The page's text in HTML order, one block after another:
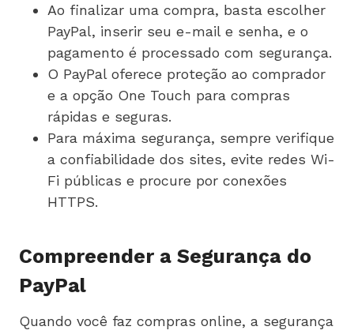
Ao finalizar uma compra, basta escolher
PayPal, inserir seu e-mail e senha, e o
pagamento é processado com segurança.
O PayPal oferece proteção ao comprador
e a opção One Touch para compras
rápidas e seguras.
Para máxima segurança, sempre verifique
a confiabilidade dos sites, evite redes Wi-
Fi públicas e procure por conexões
HTTPS.
Compreender a Segurança do
PayPal
Quando você faz compras online, a segurança